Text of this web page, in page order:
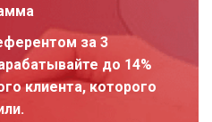
за 3
до 14%
клиента, которого